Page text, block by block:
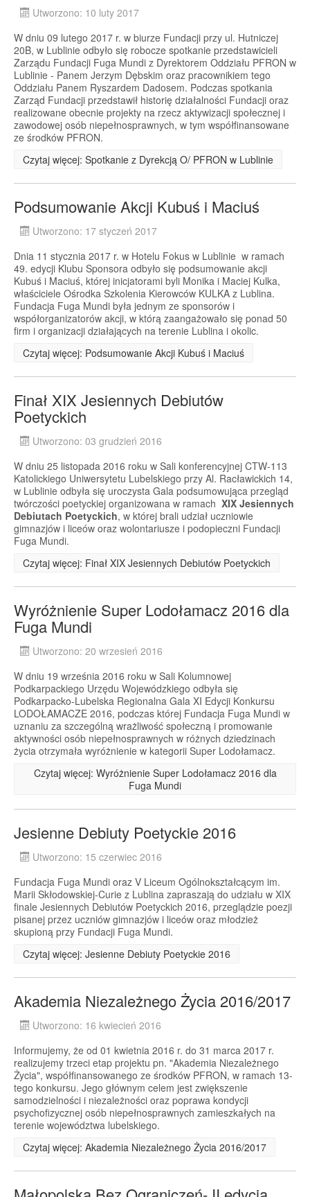
Utworzono: 10 luty 2017
W dniu 09 lutego 2017 r. w biurze Fundacji przy ul. Hutniczej
20B, w Lublinie odbyło się robocze spotkanie przedstawicieli
Zarządu Fundacji Fuga Mundi z Dyrektorem Oddziału PFRON w
Lublinie - Panem Jerzym Dębskim oraz pracownikiem tego
Oddziału Panem Ryszardem Dadosem. Podczas spotkania
Zarząd Fundacji przedstawił historię działalności Fundacji oraz
realizowane obecnie projekty na rzecz aktywizacji społecznej i
zawodowej osób niepełnosprawnych, w tym współfinansowane
ze środków PFRON.
Czytaj więcej: Spotkanie z Dyrekcją O/ PFRON w Lublinie
Podsumowanie Akcji Kubuś i Maciuś
Utworzono: 17 styczeń 2017
Dnia 11 stycznia 2017 r. w Hotelu Fokus w Lublinie w ramach
49. edycji Klubu Sponsora odbyło się podsumowanie akcji
Kubuś i Maciuś, której inicjatorami byli Monika i Maciej Kulka,
właściciele Ośrodka Szkolenia Kierowców KULKA z Lublina.
Fundacja Fuga Mundi była jednym ze sponsorów i
współorganizatorów akcji, w którą zaangażowało się ponad 50
firm i organizacji działających na terenie Lublina i okolic.
Czytaj więcej: Podsumowanie Akcji Kubuś i Maciuś
Finał XIX Jesiennych Debiutów
Poetyckich
Utworzono: 03 grudzień 2016
W dniu 25 listopada 2016 roku w Sali konferencyjnej CTW-113
Katolickiego Uniwersytetu Lubelskiego przy Al. Racławickich 14,
w Lublinie odbyła się uroczysta Gala podsumowująca przegląd
twórczości poetyckiej organizowana w ramach XIX Jesiennych
Debiutach Poetyckich, w której brali udział uczniowie
gimnazjów i liceów oraz wolontariusze i podopieczni Fundacji
Fuga Mundi.
Czytaj więcej: Finał XIX Jesiennych Debiutów Poetyckich
Wyróżnienie Super Lodołamacz 2016 dla
Fuga Mundi
Utworzono: 20 wrzesień 2016
W dniu 19 września 2016 roku w Sali Kolumnowej
Podkarpackiego Urzędu Wojewódzkiego odbyła się
Podkarpacko-Lubelska Regionalna Gala XI Edycji Konkursu
LODOŁAMACZE 2016, podczas której Fundacja Fuga Mundi w
uznaniu za szczególną wrażliwość społeczną i promowanie
aktywności osób niepełnosprawnych w różnych dziedzinach
życia otrzymała wyróżnienie w kategorii Super Lodołamacz.
Czytaj więcej: Wyróżnienie Super Lodołamacz 2016 dla
Fuga Mundi
Jesienne Debiuty Poetyckie 2016
Utworzono: 15 czerwiec 2016
Fundacja Fuga Mundi oraz V Liceum Ogólnokształcącym im.
Marii Skłodowskiej-Curie z Lublina zapraszają do udziału w XIX
finale Jesiennych Debiutów Poetyckich 2016, przeglądzie poezji
pisanej przez uczniów gimnazjów i liceów oraz młodzież
skupioną przy Fundacji Fuga Mundi.
Czytaj więcej: Jesienne Debiuty Poetyckie 2016
Akademia Niezależnego Życia 2016/2017
Utworzono: 16 kwiecień 2016
Informujemy, że od 01 kwietnia 2016 r. do 31 marca 2017 r.
realizujemy trzeci etap projektu pn. "Akademia Niezależnego
Życia", współfinansowanego ze środków PFRON, w ramach 13-
tego konkursu. Jego głównym celem jest zwiększenie
samodzielności i niezależności oraz poprawa kondycji
psychofizycznej osób niepełnosprawnych zamieszkałych na
terenie województwa lubelskiego.
Czytaj więcej: Akademia Niezależnego Życia 2016/2017